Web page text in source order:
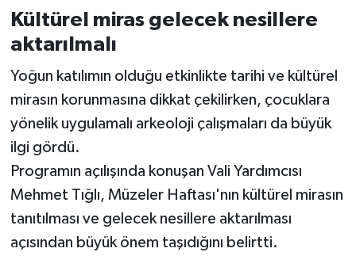
Kültürel miras gelecek nesillere
aktarılmalı
Yoğun katılımın olduğu etkinlikte tarihi ve kültürel
mirasın korunmasına dikkat çekilirken, çocuklara
yönelik uygulamalı arkeoloji çalışmaları da büyük
ilgi gördü.
Programın açılışında konuşan Vali Yardımcısı
Mehmet Tığlı, Müzeler Haftası'nın kültürel mirasın
tanıtılması ve gelecek nesillere aktarılması
açısından büyük önem taşıdığını belirtti.